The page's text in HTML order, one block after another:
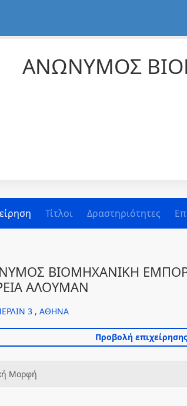
ΑΝΩΝΥΜΟΣ
Τίτλοι Δραστηριότητες
ΒΙΟΜΗΧΑΝΙΚΗ
ΑΛΟΥΜΑΝ
3 , ΑΘΗΝΑ
Μορφή